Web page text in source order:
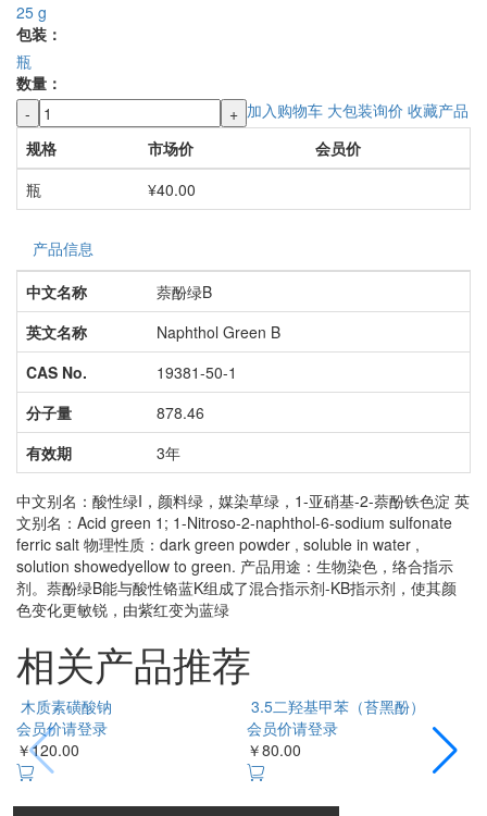
25 g
包装：
瓶
数量：
-
+ 加入购物车 大包装询价 收藏产品
规格
市场价
会员价
瓶
¥40.00
产品信息
中文名称
萘酚绿B
英文名称
Naphthol Green B
CAS No.
19381-50-1
分子量
878.46
有效期
3年
中文别名：酸性绿I，颜料绿，媒染草绿，1-亚硝基-2-萘酚铁色淀 英
文别名：Acid green 1; 1-Nitroso-2-naphthol-6-sodium sulfonate
ferric salt 物理性质：dark green powder , soluble in water ,
solution showedyellow to green. 产品用途：生物染色，络合指示
剂。萘酚绿B能与酸性铬蓝K组成了混合指示剂-KB指示剂，使其颜
色变化更敏锐，由紫红变为蓝绿
相关产品推荐
木质素磺酸钠
会员价请登录
￥120.00
3.5二羟基甲苯（苔黑酚）
会员价请登录
￥80.00